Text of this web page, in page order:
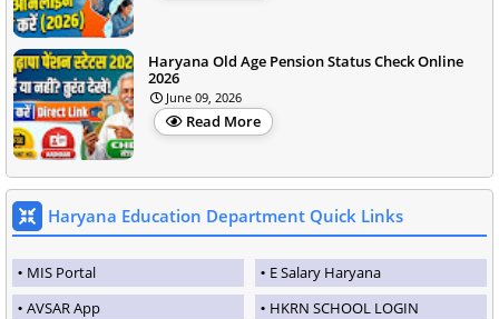
Haryana Old Age Pension Status Check Online
2026
June 09, 2026
Read More
Haryana Education Department Quick Links
MIS Portal
E Salary Haryana
AVSAR App
HKRN SCHOOL LOGIN